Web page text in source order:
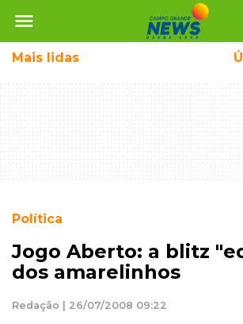
menu
Mais lidas
Política
Jogo Aberto: a blitz
dos amarelinhos
Redação | 26/07/2008 09:22